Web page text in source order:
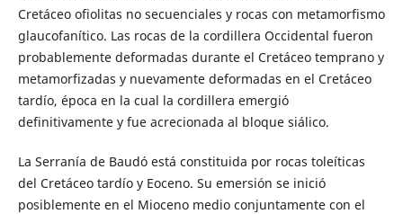
Cretáceo ofiolitas no secuenciales y rocas con metamorfismo
glaucofanítico. Las rocas de la cordillera Occidental fueron
probablemente deformadas durante el Cretáceo temprano y
metamorfizadas y nuevamente deformadas en el Cretáceo
tardío, época en la cual la cordillera emergió
definitivamente y fue acrecionada al bloque siálico.
La Serranía de Baudó está constituida por rocas toleíticas
del Cretáceo tardío y Eoceno. Su emersión se inició
posiblemente en el Mioceno medio conjuntamente con el